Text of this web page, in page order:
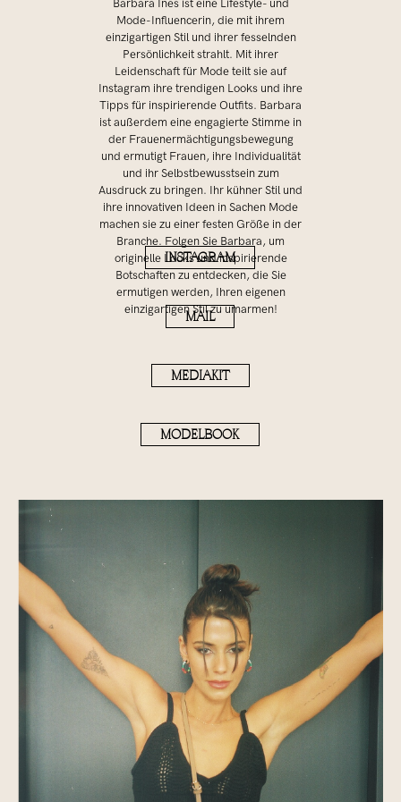
Barbara Ines ist eine Lifestyle- und
Mode-Influencerin, die mit ihrem
einzigartigen Stil und ihrer fesselnden
Persönlichkeit strahlt. Mit ihrer
Leidenschaft für Mode teilt sie auf
Instagram ihre trendigen Looks und ihre
Tipps für inspirierende Outfits. Barbara
ist außerdem eine engagierte Stimme in
der Frauenermächtigungsbewegung
und ermutigt Frauen, ihre Individualität
und ihr Selbstbewusstsein zum
Ausdruck zu bringen. Ihr kühner Stil und
ihre innovativen Ideen in Sachen Mode
machen sie zu einer festen Größe in der
Branche. Folgen Sie Barbara, um
originelle Looks und inspirierende
Botschaften zu entdecken, die Sie
ermutigen werden, Ihren eigenen
einzigartigen Stil zu umarmen!
INSTAGRAM
MAIL
MEDIAKIT
MODELBOOK